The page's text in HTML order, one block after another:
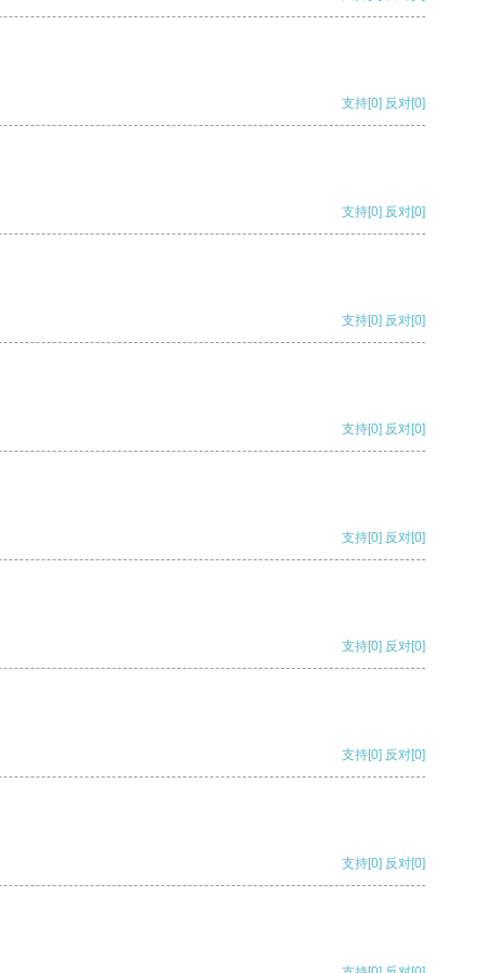
支持[0] 反对[0]
支持[0] 反对[0]
支持[0] 反对[0]
支持[0] 反对[0]
支持[0] 反对[0]
支持[0] 反对[0]
支持[0] 反对[0]
支持[0] 反对[0]